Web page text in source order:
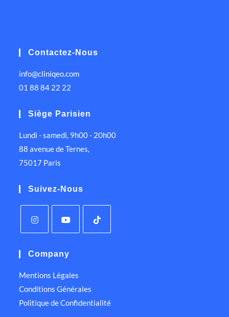
Contactez-Nous
info@cliniqeo.com
01 88 84 22 22
Siège Parisien
Lundi - samedi, 9h00 - 20h00
88 avenue de Ternes,
75017 Paris
Suivez-Nous
Company
Mentions Légales
Conditions Générales
Politique de Confidentialité